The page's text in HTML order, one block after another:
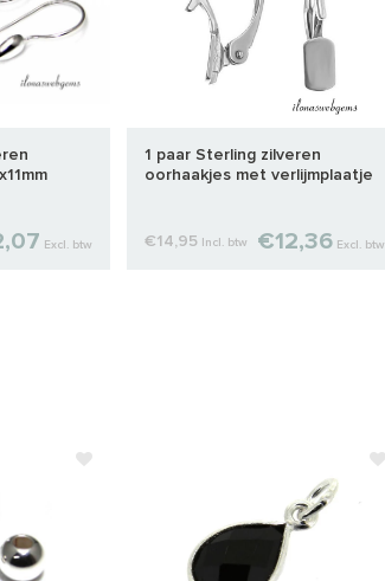
Excl. btw
1 paar Sterling zilveren
oorhaakjes met verlijmplaatje
€14,95 Incl. btw €12,36 Excl. btw